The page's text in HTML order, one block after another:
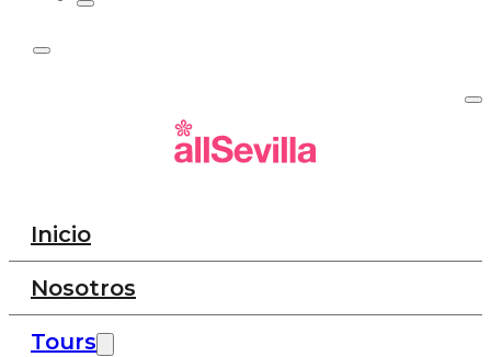
Inicio
Nosotros
Tours